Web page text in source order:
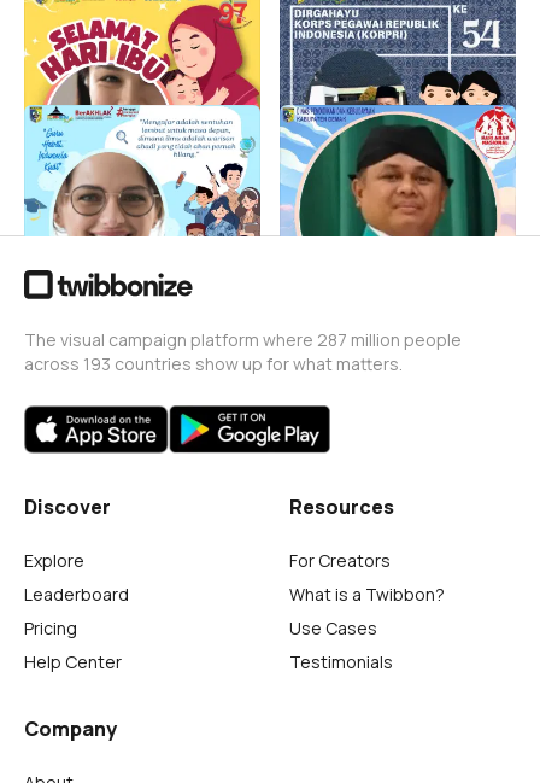
2025
9
2025
Dinas Pendidikan dan Kebudayan Kabupaten Demak
4
Selamat Har Guru Tahun
2025
Dinas Pendidikan dan Kebudayan Kabupaten Demak
1
Selamat Hari Anak
Nasional 2025
Dinas Pendidikan dan Kebudayan Kabupaten Demak
20
The visual campaign platform where 287 million people
across 193 countries show up for what matters.
Discover
Explore
Leaderboard
Pricing
Help Center
Resources
For Creators
What is a Twibbon?
Use Cases
Testimonials
Company